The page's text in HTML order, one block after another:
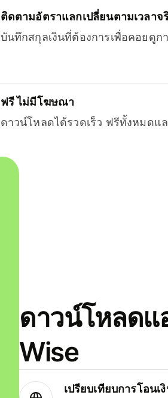
ติดตามอัตราแลกเปลี่ยนตามเวลาจ
บันทึกสกุลเงินที่ต้องการเพื่อคอยดูก
ฟรี ไม่มีโฆษณา
ดาวน์โหลดได้รวดเร็ว ฟรีทั้งหมด
ดาวน์โหลดแ
Wise
เปรียบเทียบการโอน